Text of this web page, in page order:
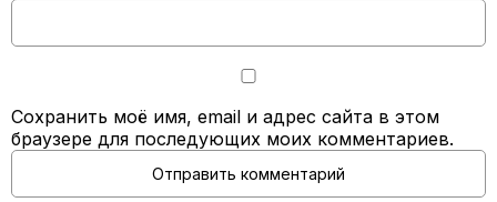
Сохранить моё имя, email и адрес сайта в этом
браузере для последующих моих комментариев.